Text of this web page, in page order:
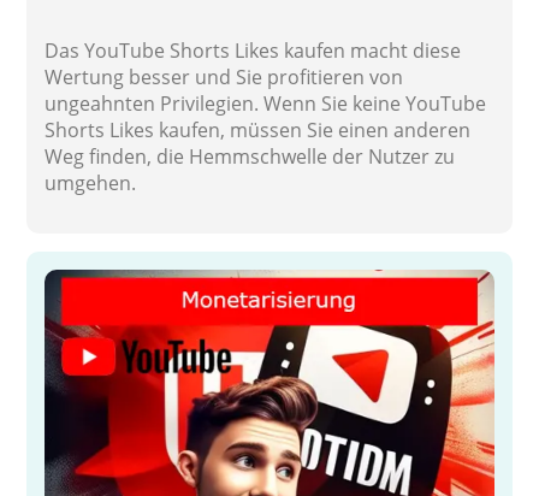
Das YouTube Shorts Likes kaufen macht diese
Wertung besser und Sie profitieren von
ungeahnten Privilegien. Wenn Sie keine YouTube
Shorts Likes kaufen, müssen Sie einen anderen
Weg finden, die Hemmschwelle der Nutzer zu
umgehen.